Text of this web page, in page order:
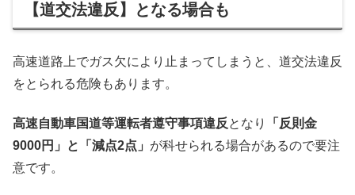
【道交法違反】となる場合も
高速道路上でガス欠により止まってしまうと、道交法違反
をとられる危険もあります。
高速自動車国道等運転者遵守事項違反 となり
「反則金
9000円」と「減点2点」 が科せられる場合があるので要注
意です。